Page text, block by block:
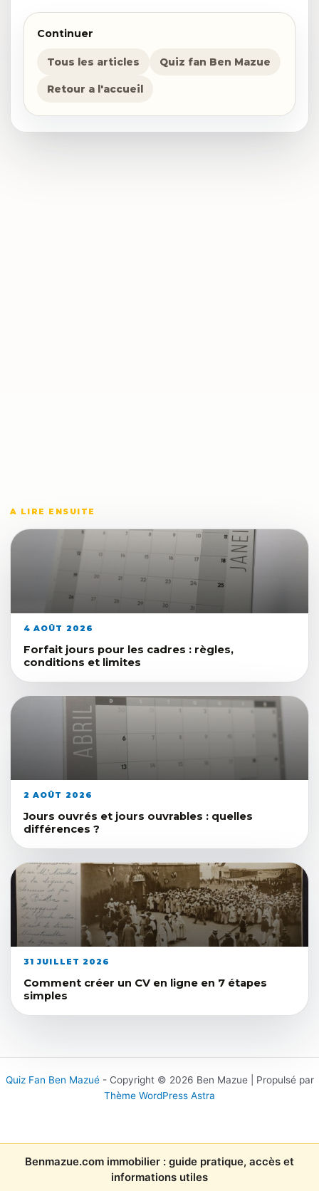
Continuer
Tous les articles Quiz fan Ben Mazue
Retour a l'accueil
A LIRE ENSUITE
4 AOÛT 2026
Forfait jours pour les cadres : règles,
conditions et limites
2 AOÛT 2026
Jours ouvrés et jours ouvrables : quelles
différences ?
31 JUILLET 2026
Comment créer un CV en ligne en 7 étapes
simples
Quiz Fan Ben Mazué- Copyright © 2026 Ben Mazue | Propulsé par
Thème WordPress Astra
Benmazue.com immobilier : guide pratique, accès et
informations utiles